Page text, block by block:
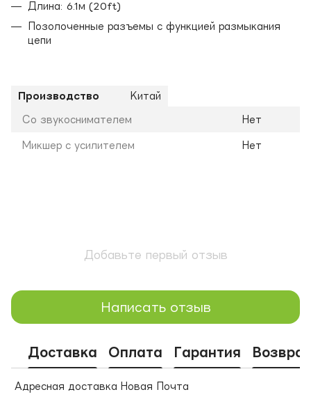
Длина: 6.1м (20ft)
Позолоченные разъемы с функцией размыкания
цепи
Производство Китай
Со звукоснимателем Нет
Микшер с усилителем Нет
Добавьте первый отзыв
Написать отзыв
Доставка Оплата Гарантия Возврат
Адресная доставка Новая Почта